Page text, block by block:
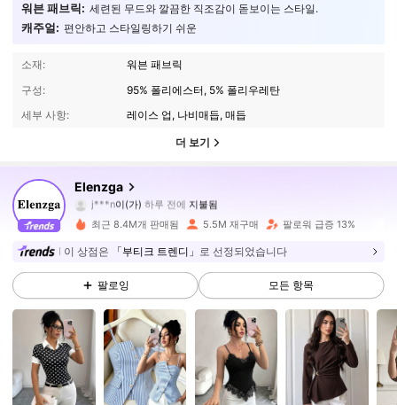
워븐 패브릭: 세련된 무드와 깔끔한 직조감이 돋보이는 스타일.
캐주얼: 편안하고 스타일링하기 쉬운
소재:
워븐 패브릭
구성:
95% 폴리에스터, 5% 폴리우레탄
세부 사항:
레이스 업, 나비매듭, 매듭
더 보기
Elenzga
j***n이(가)
m***c다음10분 전에
4.88 3M 팔로워
4.88 3M 팔로워
최근 8.4M개 판매됨 5.5M 재구매 팔로워 급증 13%
이 상점은 「부티크 트렌디」 로 선정되었습니다
팔로잉 모든 항목